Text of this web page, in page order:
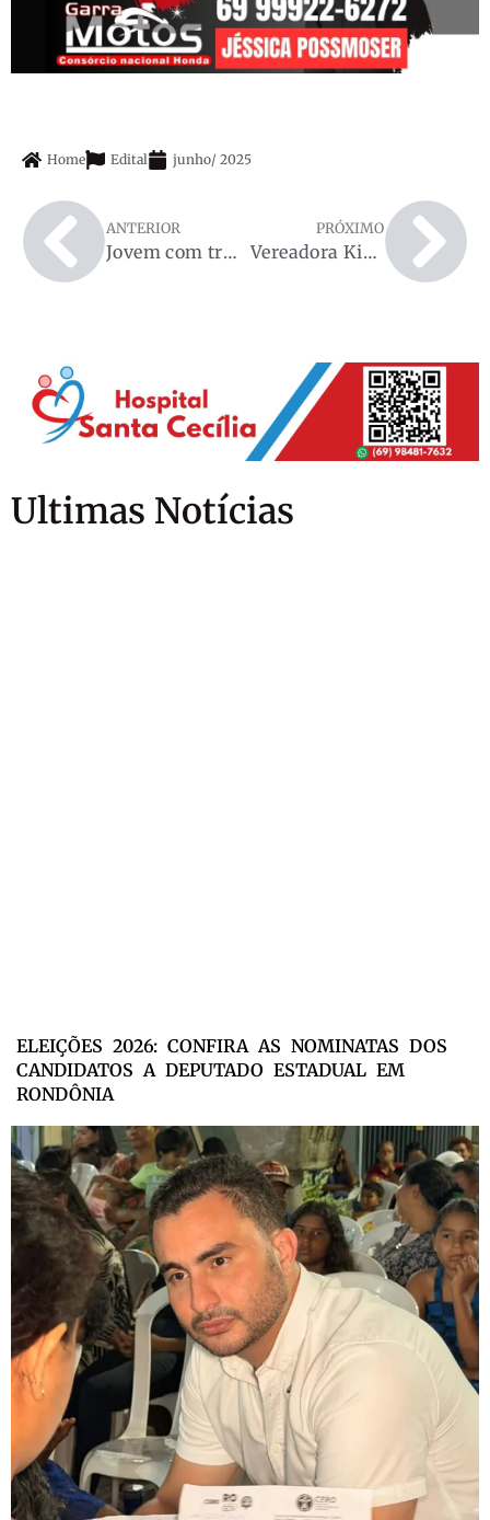
Home Edital junho/ 2025
ANTERIOR
Jovem com transtorno mental é encontrado morto em Espigão do Oeste
PRÓXIMO
Vereadora Kissila viabiliza entrega de 50 Vade Mecuns para estudantes de Direito em Espigão do Oeste
Ultimas Notícias
ELEIÇÕES 2026: CONFIRA AS NOMINATAS DOS
CANDIDATOS A DEPUTADO ESTADUAL EM
RONDÔNIA